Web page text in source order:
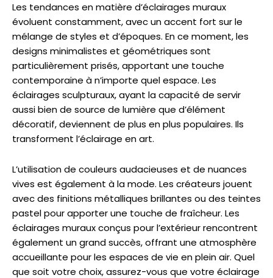
Les tendances en matière d’éclairages muraux
évoluent constamment, avec un accent fort sur le
mélange de styles et d’époques. En ce moment, les
designs minimalistes et géométriques sont
particulièrement prisés, apportant une touche
contemporaine à n’importe quel espace. Les
éclairages sculpturaux, ayant la capacité de servir
aussi bien de source de lumière que d’élément
décoratif, deviennent de plus en plus populaires. Ils
transforment l’éclairage en art.
L’utilisation de couleurs audacieuses et de nuances
vives est également à la mode. Les créateurs jouent
avec des finitions métalliques brillantes ou des teintes
pastel pour apporter une touche de fraîcheur. Les
éclairages muraux conçus pour l’extérieur rencontrent
également un grand succès, offrant une atmosphère
accueillante pour les espaces de vie en plein air. Quel
que soit votre choix, assurez-vous que votre éclairage